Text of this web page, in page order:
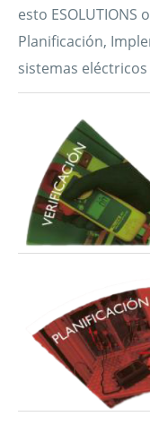
esto
Planificación,
sistemas